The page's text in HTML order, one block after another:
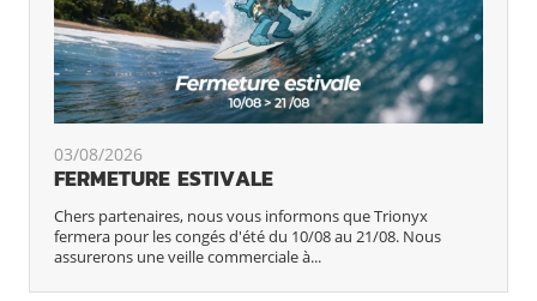
03/08/2026
FERMETURE ESTIVALE
Chers partenaires, nous vous informons que Trionyx
fermera pour les congés d'été du 10/08 au 21/08. Nous
assurerons une veille commerciale à...